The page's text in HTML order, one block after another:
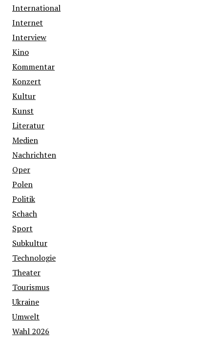
International
Internet
Interview
Kino
Kommentar
Konzert
Kultur
Kunst
Literatur
Medien
Nachrichten
Oper
Polen
Politik
Schach
Sport
Subkultur
Technologie
Theater
Tourismus
Ukraine
Umwelt
Wahl 2026